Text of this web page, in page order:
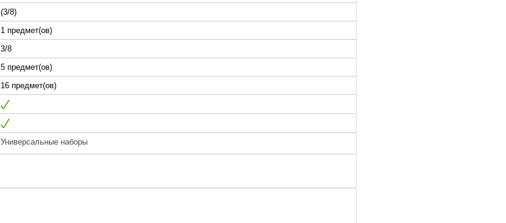
(3/8)
1 предмет(ов)
3/8
5 предмет(ов)
16 предмет(ов)
Универсальные наборы